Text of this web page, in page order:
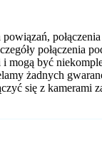
połączenia
i mogą być
żadnych
się z kamerami